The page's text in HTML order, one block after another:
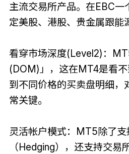
主流交易所产品。在EBC一
定美股、港股、贵金属跟能
看穿市场深度(Level2)：
(DOM)」，这在MT4是看
到不同价格的买卖盘明细，
常关键。
灵活帐户模式：MT5除了支
（Hedging），还支持交易